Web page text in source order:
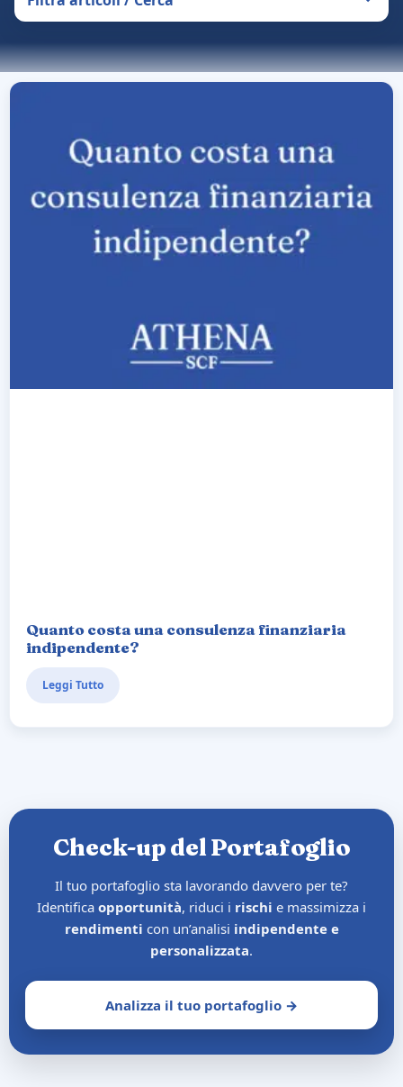
Quanto costa una consulenza finanziaria
indipendente?
Leggi Tutto
Check-up del Portafoglio
Il tuo portafoglio sta lavorando davvero per te?
Identifica opportunità, riduci i rischi e massimizza i
rendimenti con un’analisi indipendente e
personalizzata.
Analizza il tuo portafoglio →